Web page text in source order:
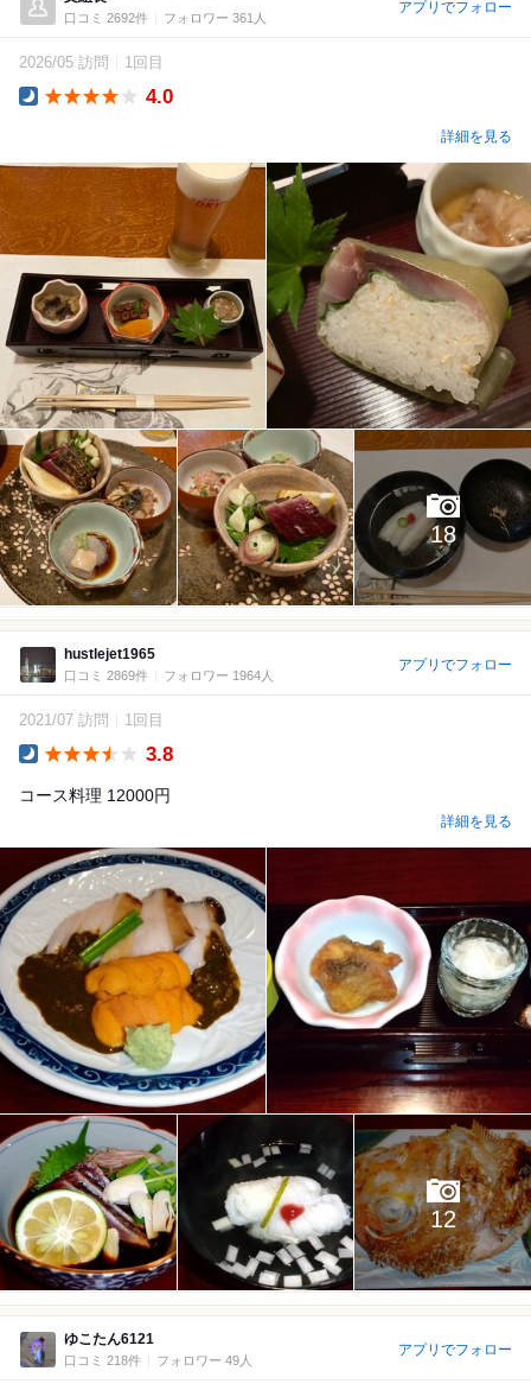
口コミ 2692件 フォロワー 361人
アプリでフォロー
2026/05 訪問 1回目
4.0
詳細を見る
18
hustlejet1965
口コミ 2869件 フォロワー 1964人
アプリでフォロー
2021/07 訪問 1回目
3.8
コース料理 12000円
詳細を見る
12
ゆこたん6121
口コミ 218件 フォロワー 49人
アプリでフォロー